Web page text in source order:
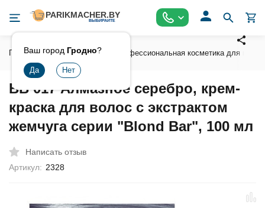
Ваш город Гродно?
Главная Косметика Профессиональная косметика для волос
BB 017 Алмазное серебро, крем-
краска для волос с экстрактом
жемчуга серии "Blond Bar", 100 мл
Написать отзыв
Артикул: 2328